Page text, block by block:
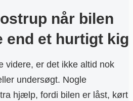
når bilen
end et hurtigt kig
videre, er det ikke altid nok
undersøgt. Nogle
hjælp, fordi bilen er låst, kørt